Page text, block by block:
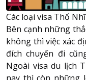
Các loại visa Thổ
Bên cạnh những
không thì việc xác
đích chuyến đi
Ngoài visa du lịch